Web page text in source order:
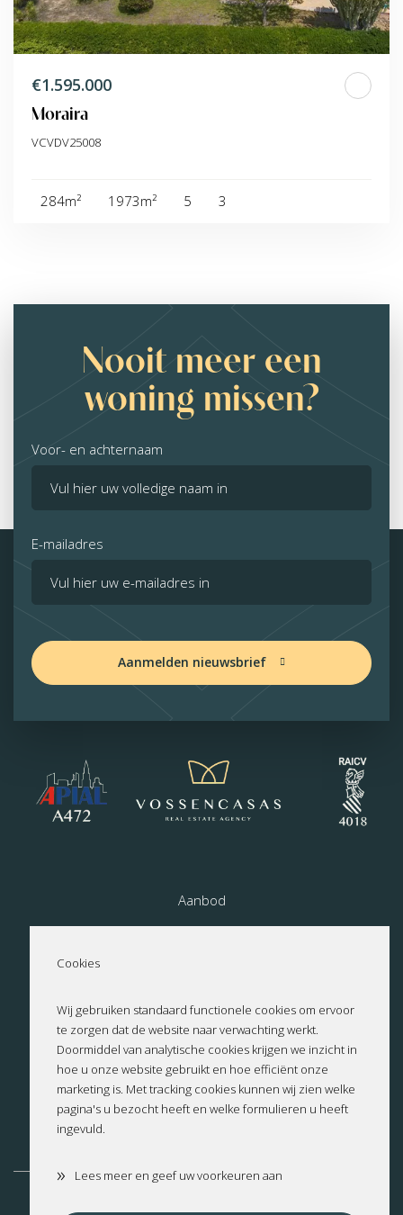
€1.595.000
Moraira
VCVDV25008
284m² 1973m² 5 3
Nooit meer een
woning missen?
Voor- en achternaam
E-mailadres
Aanmelden nieuwsbrief
Aanbod
Contact
Privacyverklaring
Cookies
Wij gebruiken standaard functionele cookies om ervoor
te zorgen dat de website naar verwachting werkt.
Doormiddel van analytische cookies krijgen we inzicht in
hoe u onze website gebruikt en hoe efficiënt onze
marketing is. Met tracking cookies kunnen wij zien welke
pagina's u bezocht heeft en welke formulieren u heeft
ingevuld.
» Lees meer en geef uw voorkeuren aan